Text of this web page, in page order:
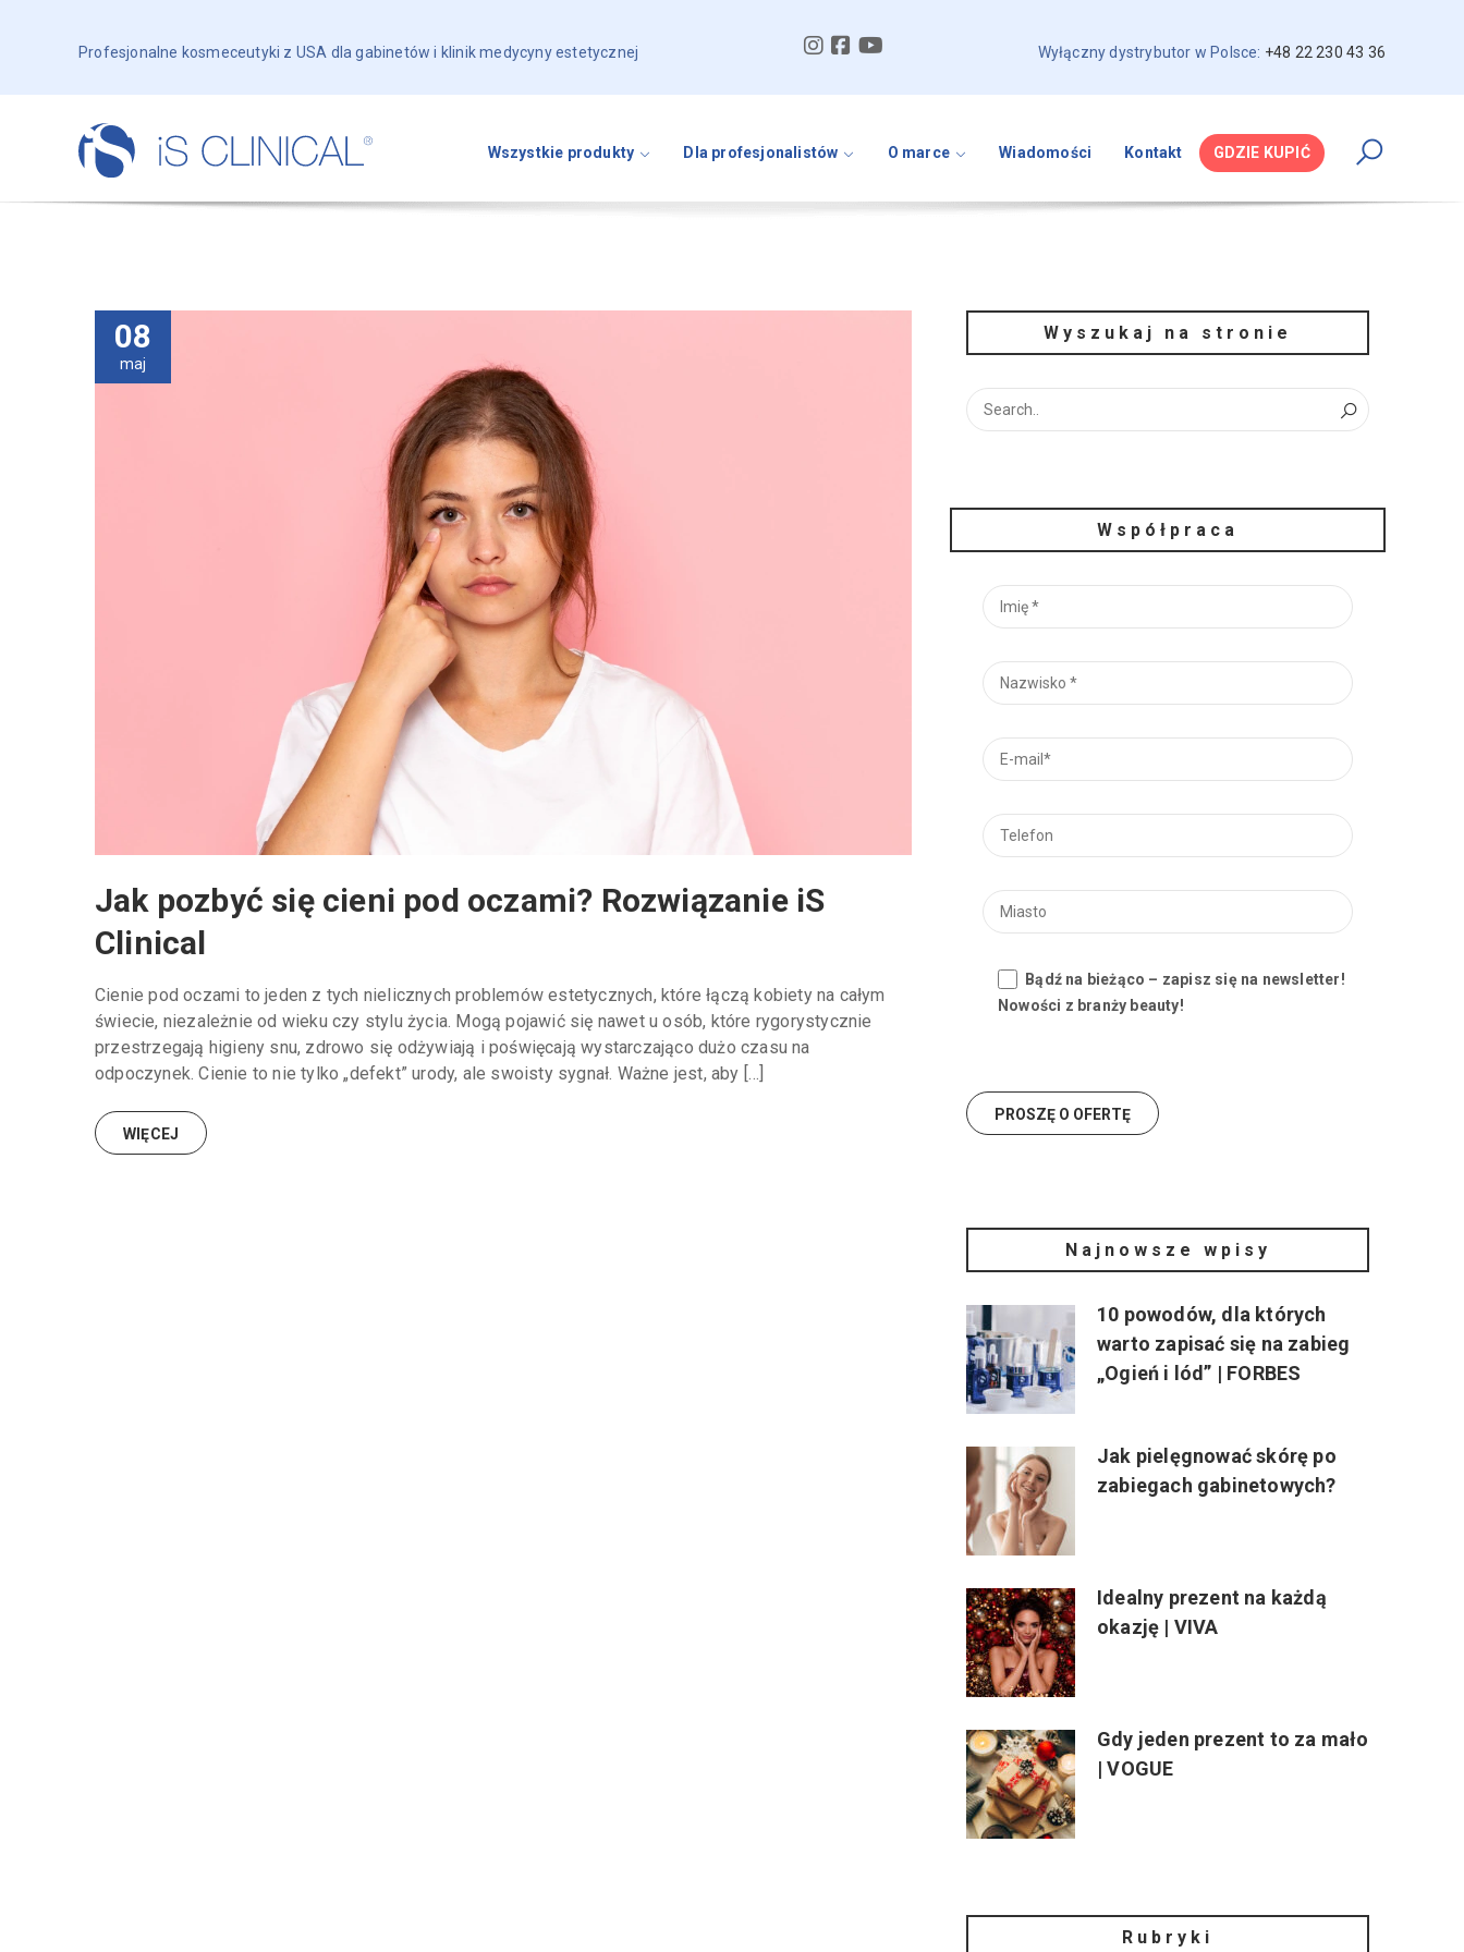
Profesjonalne kosmeceutyki z USA dla gabinetów i klinik medycyny estetycznej Wyłączny dystrybutor w Polsce: +48 22 230 43 36
Wszystkie produkty Dla profesjonalistów O marce Wiadomości Kontakt GDZIE KUPIĆ
08
maj
Jak pozbyć się cieni pod oczami? Rozwiązanie iS
Clinical
Cienie pod oczami to jeden z tych nielicznych problemów estetycznych, które łączą kobiety na całym
świecie, niezależnie od wieku czy stylu życia. Mogą pojawić się nawet u osób, które rygorystycznie
przestrzegają higieny snu, zdrowo się odżywiają i poświęcają wystarczająco dużo czasu na
odpoczynek. Cienie to nie tylko „defekt” urody, ale swoisty sygnał. Ważne jest, aby […]
WIĘCEJ
Wyszukaj na stronie
Współpraca
Bądź na bieżąco – zapisz się na newsletter!
Nowości z branży beauty!
Najnowsze wpisy
10 powodów, dla których
warto zapisać się na zabieg
„Ogień i lód” | FORBES
Jak pielęgnować skórę po
zabiegach gabinetowych?
Idealny prezent na każdą
okazję | VIVA
Gdy jeden prezent to za mało
| VOGUE
Rubryki